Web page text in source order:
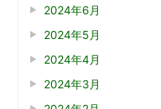
2024年6月
2024年5月
2024年4月
2024年3月